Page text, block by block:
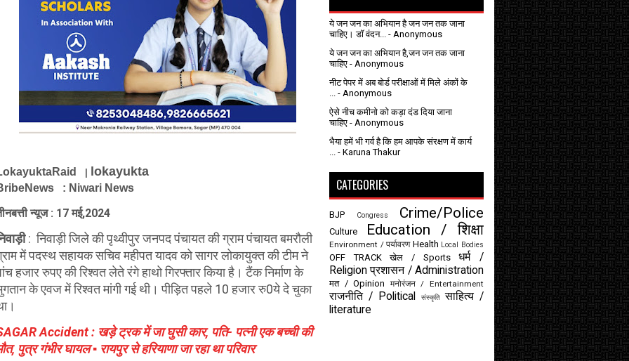
lokayukta
: Niwari News
न्यूज : 17 मई,2024
वाड़ी: निवाड़ी जिले की पृथ्वीपुर जनपद पंचायत की ग्राम पंचायत बमरौली
में पदस्थ सहायक सचिव महीपत यादव को सागर लोकायुक्त की टीम ने
हजार रुपए की रिश्वत लेते रंगे हाथो गिरफ्तार किया है। टैंक निर्माण के
के एवज में रिश्वत मांगी गई थी। पीड़ित पहले 10 हजार रु0ये दे चुका
Accident : खड़े ट्रक में जा घुसी कार, पति- पत्नी एक बच्ची की
पुत्र गंभीर घायल ▪️ रायपुर से हरियाणा जा रहा था परिवार
ये जन जन का अभियान है जन जन तक जाना
चाहिए। डॉ वंदन...
- Anonymous
ये जन जन का अभियान है,जन जन तक जाना
चाहिए - Anonymous
नीट पेपर में अब बोर्ड परीक्षाओं में मिले अंकों के
- Anonymous
ऐसे नीच कमीनो को कड़ा दंड दिया जाना
चाहिए - Anonymous
भैया हमें भी गर्व है कि हम आपके संरक्षण में कार्य
- Karuna Thakur
CATEGORIES
BJP Congress Crime/Police
Culture Education / शिक्षा
Environment / पर्यावरण Health Local Bodies
OFF TRACK खेल / Sports
धर्म /
Religion प्रशासन / Administration
मत / Opinion मनोरंजन / Entertainment
राजनीति / Political संस्कृति साहित्य /
literature